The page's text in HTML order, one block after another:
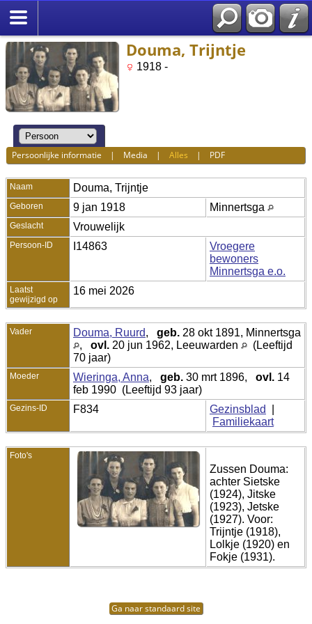
Douma, Trijntje
1918 -
Persoonlijke informatie | Media |Alles | PDF
Naam Douma, Trijntje
Geboren 9 jan 1918 Minnertsga
Geslacht Vrouwelijk
Persoon-ID I14863
Vroegere
bewoners
Minnertsga e.o.
Laatst
gewijzigd op
16 mei 2026
Vader Douma, Ruurd, geb. 28 okt 1891, Minnertsga
, ovl. 20 jun 1962, Leeuwarden
(Leeftijd
70 jaar)
Moeder Wieringa, Anna, geb. 30 mrt 1896, ovl. 14
feb 1990 (Leeftijd 93 jaar)
Gezins-ID F834 Gezinsblad
Familiekaart
Foto's
Zussen Douma:
achter Sietske
(1924), Jitske
(1923), Jetske
(1927). Voor:
Trijntje (1918),
Lolkje (1920) en
Fokje (1931).
Ga naar standaard site